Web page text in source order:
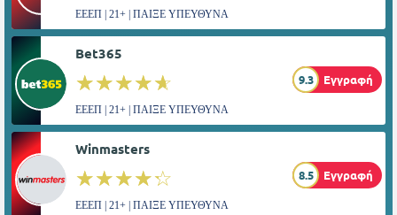
ΕΕΕΠ | 21+ | ΠΑΙΞΕ ΥΠΕΥΘΥΝΑ
Bet365
☆☆☆☆☆
★★★★★ 9.3 Εγγραφή
ΕΕΕΠ | 21+ | ΠΑΙΞΕ ΥΠΕΥΘΥΝΑ
Winmasters
☆☆☆☆☆
★★★★★ 8.5 Εγγραφή
ΕΕΕΠ | 21+ | ΠΑΙΞΕ ΥΠΕΥΘΥΝΑ